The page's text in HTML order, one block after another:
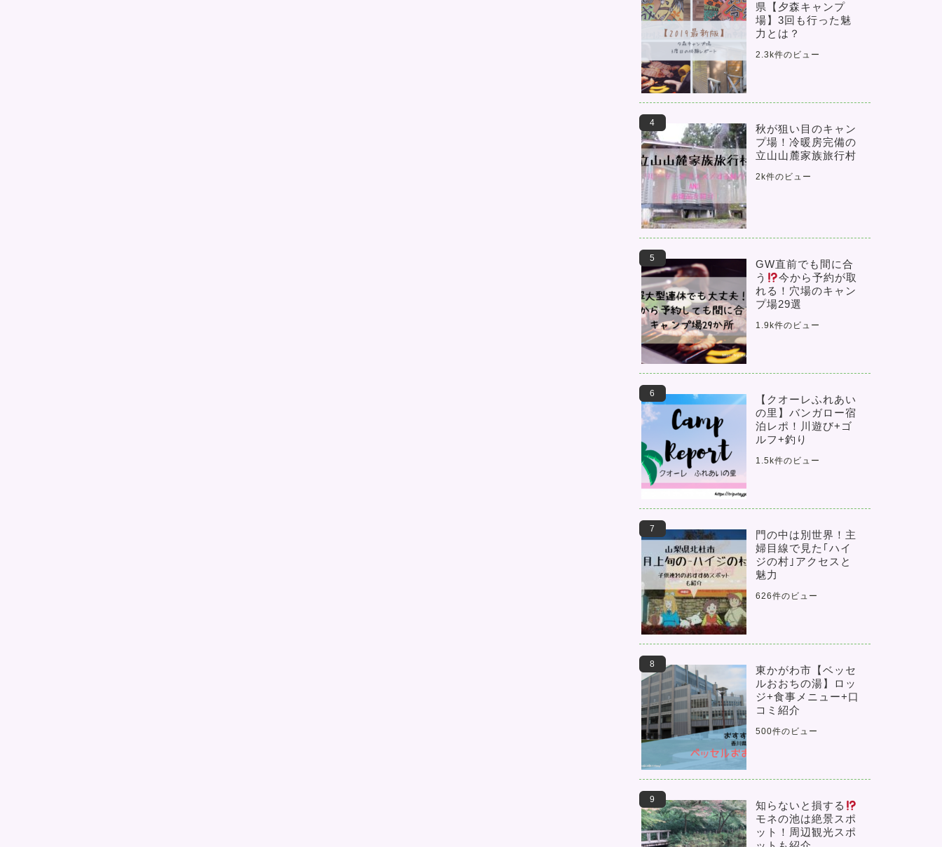
県【夕森キャンプ
場】3回も行った魅
力とは？
2.3k件のビュー
秋が狙い目のキャン
プ場！冷暖房完備の
立山山麓家族旅行村
2k件のビュー
GW直前でも間に合
う
今から予約が取
れる！穴場のキャン
プ場29選
1.9k件のビュー
【クオーレふれあい
の里】バンガロー宿
泊レポ！川遊び+ゴ
ルフ+釣り
1.5k件のビュー
門の中は別世界！主
婦目線で見た｢ハイ
ジの村｣アクセスと
魅力
626件のビュー
東かがわ市【ベッセ
ルおおちの湯】ロッ
ジ+食事メニュー+口
コミ紹介
500件のビュー
知らないと損する
モネの池は絶景スポ
ット！周辺観光スポ